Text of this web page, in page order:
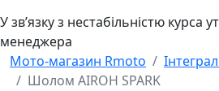
У звʼязку з нестабільністю курса
менеджера
Мото-магазин Rmoto
Шолом AIROH SPARK